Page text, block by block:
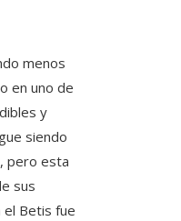
menos
en uno de
y
siendo
pero esta
sus
el Betis fue